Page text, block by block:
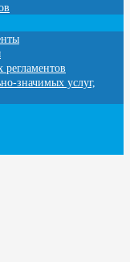
значимых услуг,